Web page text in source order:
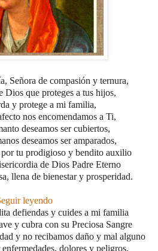
Señora de compasión y ternura,
Dios que proteges a tus hijos,
y protege a mi familia,
nos encomendamos a Ti,
deseamos ser cubiertos,
deseamos ser amparados,
por tu prodigioso y bendito auxilio
de Dios Padre Eterno
llena de bienestar y prosperidad.
leyendo
defiendas y cuides a mi familia
y cubra con su Preciosa Sangre
y no recibamos daño y mal alguno
dolores y peligros.